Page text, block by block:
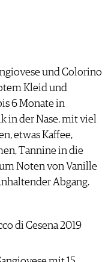
und Colorino
Kleid und
6 Monate in
in der Nase, mit viel
etwas Kaffee,
Tannine in die
Noten von Vanille
Abgang.
di Cesena 2019